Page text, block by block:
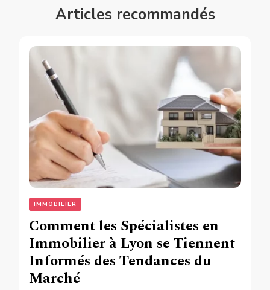
Articles recommandés
IMMOBILIER
Comment les Spécialistes en
Immobilier à Lyon se Tiennent
Informés des Tendances du
Marché